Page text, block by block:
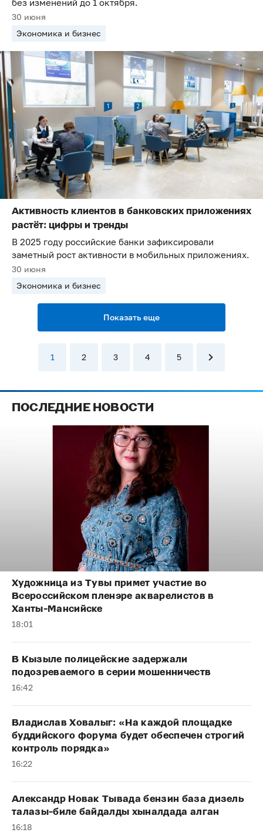
30 июня
Экономика и бизнес
Активность клиентов в банковских приложениях
растёт: цифры и тренды
В 2025 году российские банки зафиксировали
заметный рост активности в мобильных приложениях.
30 июня
Экономика и бизнес
Показать еще
1 2 3 4 5
ПОСЛЕДНИЕ НОВОСТИ
Художница из Тувы примет участие во
Всероссийском пленэре акварелистов в
Ханты-Мансийске
18:01
В Кызыле полицейские задержали
подозреваемого в серии мошенничеств
16:42
Владислав Ховалыг: «На каждой площадке
буддийского форума будет обеспечен строгий
контроль порядка»
16:22
Александр Новак Тывада бензин база дизель
талазы-биле байдалды хыналдада алган
16:18